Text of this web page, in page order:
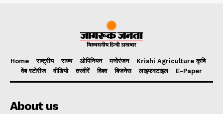
Home राष्ट्रीय राज्य ओपिनियन मनोरंजन
Krishi Agriculture कृषि
वेब स्टोरीज
वीडियो तस्वीरें विश्व बिजनेस लाइफस्टाइल E-Paper
About us